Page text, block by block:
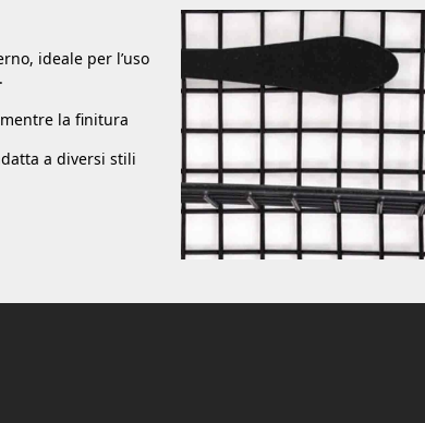
ideale per l’uso
la finitura
a diversi stili